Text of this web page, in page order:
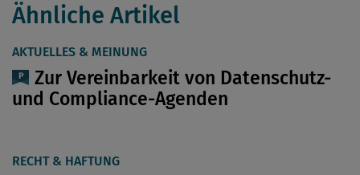
Ähnliche Artikel
AKTUELLES & MEINUNG
Zur Vereinbarkeit von Datenschutz-
und Compliance-Agenden
RECHT & HAFTUNG